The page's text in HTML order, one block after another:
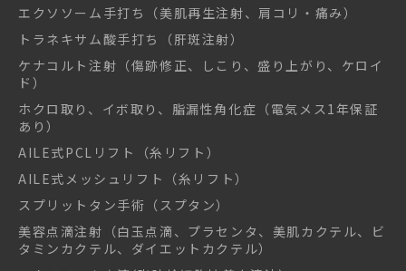
エクソソーム手打ち（美肌再生注射、肩コリ・痛み）
トラネキサム酸手打ち（肝斑注射）
ケナコルト注射（傷跡修正、しこり、盛り上がり、ケロイ
ド）
ホクロ取り、イボ取り、脂漏性角化症（電気メス1年保証
あり）
AILE式PCLリフト（糸リフト）
AILE式メッシュリフト（糸リフト）
スプリットタン手術（スプタン）
美容点滴注射（白玉点滴、プラセンタ、美肌カクテル、ビ
タミンカクテル、ダイエットカクテル）